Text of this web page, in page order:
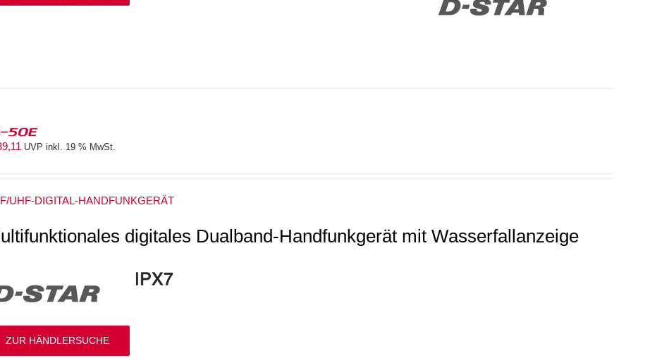
50E
UVP inkl. 19 % MwSt.
UHF-DIGITAL-HANDFUNKGERÄT
digitales Dualband-Handfunkgerät mit Wasserfallanzeige
ZUR HÄNDLERSUCHE